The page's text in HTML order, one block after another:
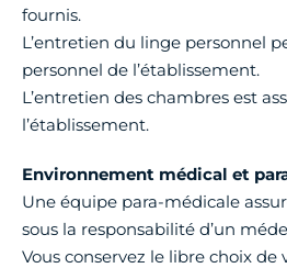
fournis.
L’entretien du linge personnel
personnel de l’établissement.
L’entretien des chambres est
l’établissement.
Environnement médical et
Une équipe para-médicale
sous la responsabilité d’un
Vous conservez le libre choix